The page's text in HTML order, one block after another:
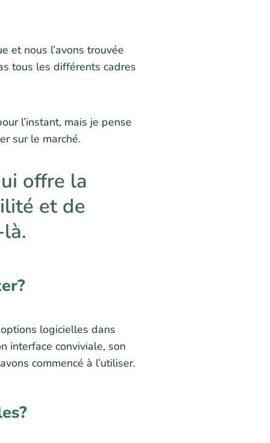
et nous l’avons trouvée
tous les différents cadres
l’instant, mais je pense
sur le marché.
offre la
et de
logicielles dans
interface conviviale, son
commencé à l’utiliser.